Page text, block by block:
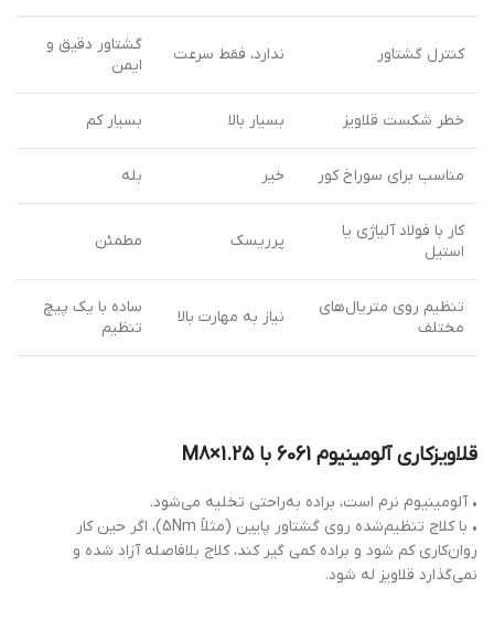
کنترل گشتاور ندارد، فقط سرعت
گشتاور دقیق و
ایمن
خطر شکست قلاویز بسیار بالا بسیار کم
مناسب برای سوراخ کور خیر بله
کار با فولاد آلیاژی یا
استیل
پرریسک مطمئن
تنظیم روی متریال‌های
مختلف
نیاز به مهارت بالا
ساده با یک پیچ
تنظیم
قلاویزکاری آلومینیوم 6061 با M8×1.25
• آلومینیوم نرم است، براده به‌راحتی تخلیه می‌شود.
• با کلاج تنظیم‌شده روی گشتاور پایین (مثلاً 5Nm)، اگر حین کار
روان‌کاری کم شود و براده کمی گیر کند، کلاج بلافاصله آزاد شده و
نمی‌گذارد قلاویز له شود.